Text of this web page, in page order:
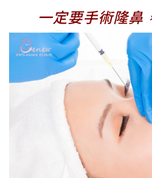
一定要手術隆鼻